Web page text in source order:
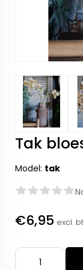
Tak
Model: tak
€6,95 excl.